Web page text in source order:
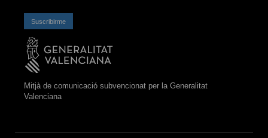
Suscribirme
Mitjà de comunicació subvencionat per la Generalitat
Valenciana